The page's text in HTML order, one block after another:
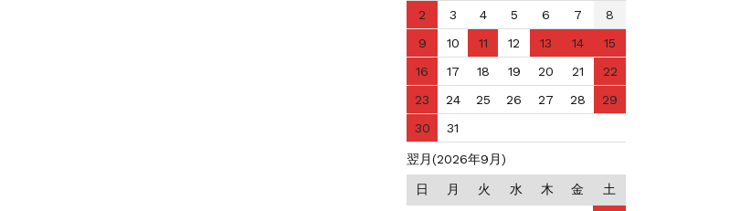
2
3 4 5 6 7
8
9
10 11 12 13 14
15
16
17 18 19 20 21
22
23
24 25 26 27 28
29
30
31
翌月(2026年9月)
日 月 火 水 木 金 土